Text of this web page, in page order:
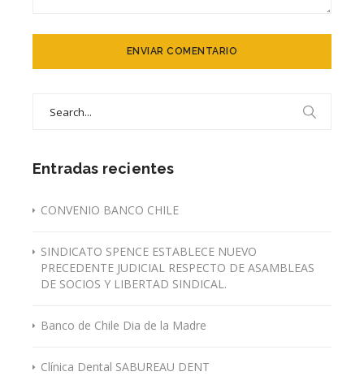
Entradas recientes
CONVENIO BANCO CHILE
SINDICATO SPENCE ESTABLECE NUEVO
PRECEDENTE JUDICIAL RESPECTO DE ASAMBLEAS
DE SOCIOS Y LIBERTAD SINDICAL.
Banco de Chile Dia de la Madre
Clínica Dental SABUREAU DENT